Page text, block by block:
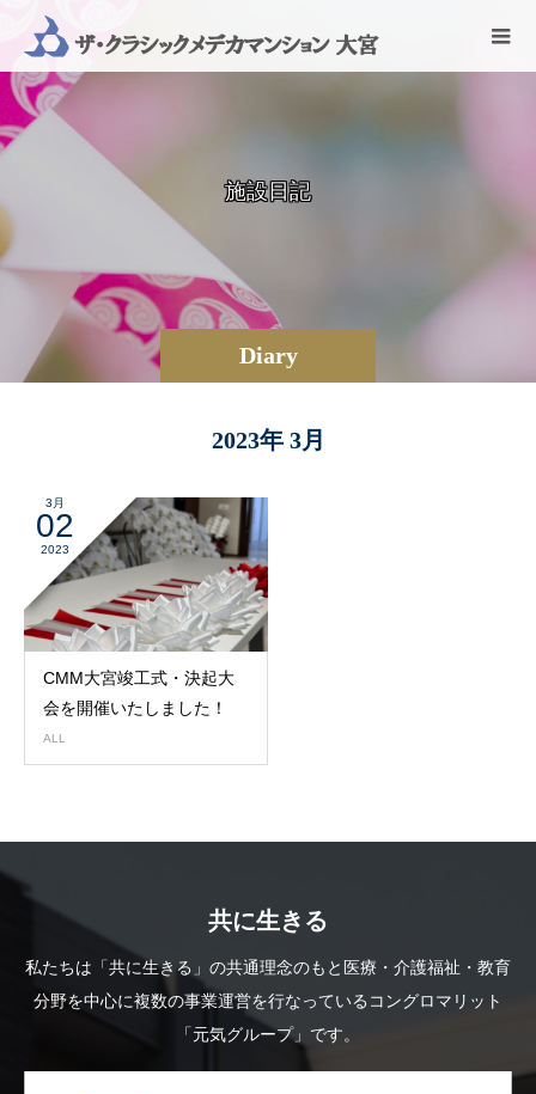
Diary
施設日記
2023年 3月
3月
02
2023
CMM大宮竣工式・決起大
会を開催いたしました！
ALL
共に生きる
私たちは「共に生きる」の共通理念のもと医療・介護福祉・教育
分野を中心に複数の事業運営を行なっているコングロマリット
「元気グループ」です。